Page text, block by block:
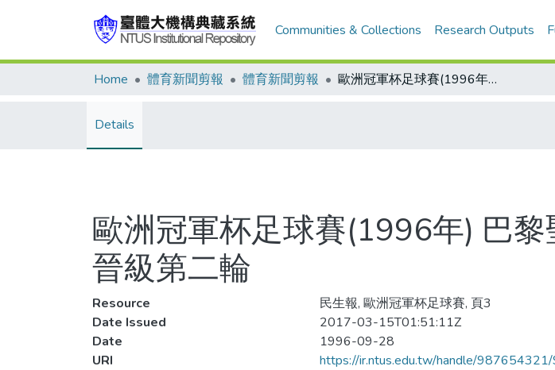
Communities & Collections Research Outputs
Home 體育新聞剪報 體育新聞剪報 歐洲冠軍杯足球賽(1996年) 巴黎聖傑門贏得漂亮 擊敗瓦德玆隊 晉級第二輪
Details
歐洲冠軍杯足球賽(1996年) 巴
晉級第二輪
Resource
民生報, 歐洲冠軍杯足球賽, 頁3
Date Issued
2017-03-15T01:51:11Z
Date
1996-09-28
URI
https://ir.ntus.edu.tw/handle/